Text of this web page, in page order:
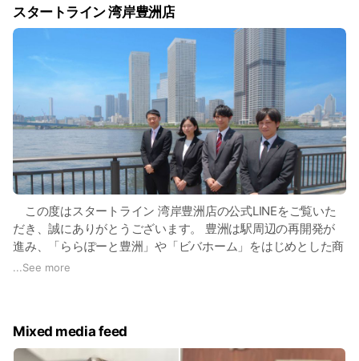
スタートライン 湾岸豊洲店
この度はスタートライン 湾岸豊洲店の公式LINEをご覧いた
だき、誠にありがとうございます。 豊洲は駅周辺の再開発が
進み、「ららぽーと豊洲」や「ビバホーム」をはじめとした商
業施設が非常に充実するエリアとなりました。それに伴い、多
アとなっております。 湾岸豊洲店は豊洲駅より徒歩2分の場所
にございます。 豊洲周辺のタワーマンションはもちろん、賃
...See more
Mixed media feed